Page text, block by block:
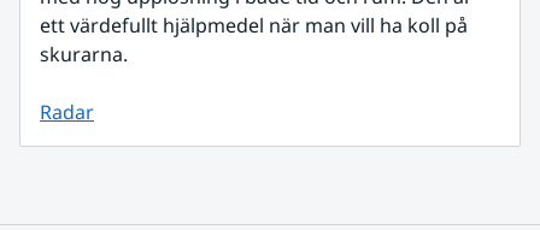
ett värdefullt hjälpmedel när man vill ha koll på
skurarna.
Radar